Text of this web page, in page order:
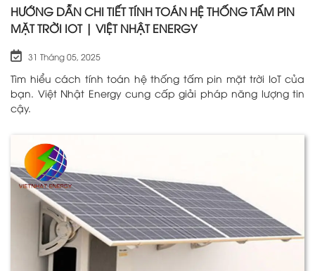
HƯỚNG DẪN CHI TIẾT TÍNH TOÁN HỆ THỐNG TẤM PIN
MẶT TRỜI IOT | VIỆT NHẬT ENERGY
31 Tháng 05, 2025
Tìm hiểu cách tính toán hệ thống tấm pin mặt trời IoT của
bạn. Việt Nhật Energy cung cấp giải pháp năng lượng tin
cậy.